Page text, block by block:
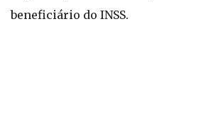
beneficiário do INSS.